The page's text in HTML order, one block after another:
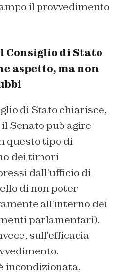
il provvedimento
di Stato
aspetto, ma non
di Stato chiarisce,
Senato può agire
questo tipo di
dei timori
dall’ufficio di
di non poter
all’interno dei
parlamentari).
sull’efficacia
incondizionata,